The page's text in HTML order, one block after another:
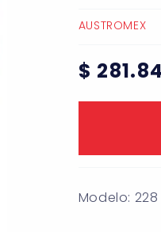
AUSTROMEX
Precio
$
Modelo: 228